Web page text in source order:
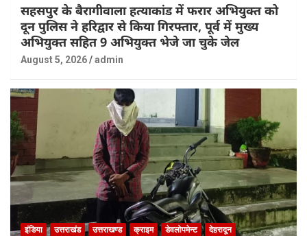
सहसपुर के बैरागीवाला हत्याकांड में फरार अभियुक्त को
दून पुलिस ने हरिद्वार से किया गिरफ्तार, पूर्व में मुख्य
अभियुक्त सहित 9 अभियुक्त भेजे जा चुके जेल
August 5, 2026 admin
इंडिया उत्तराखंड उत्तराखण्ड क्राइम डेवलोपमेन्ट
देहरादून